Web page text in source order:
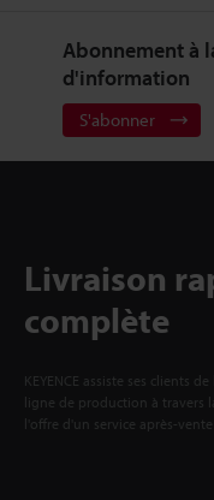
Abonnement à
d'information
S'abonner
Livraison
complète
KEYENCE assiste ses clients
ligne de production à travers
l'offre d'un service après-